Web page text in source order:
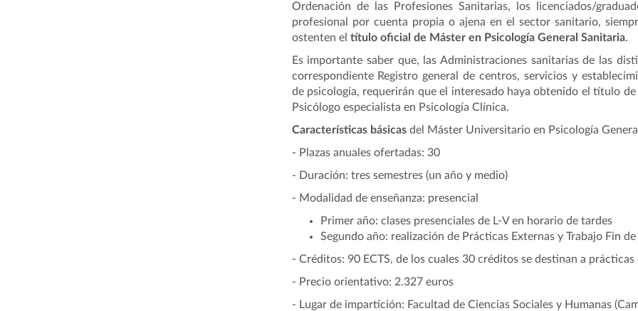
Ordenación de las Profesiones Sanitarias, los licenciados/
profesional por cuenta propia o ajena en el sector sanitario,
ostenten el título oficial de Máster en Psicología General Sanitaria.
Es importante saber que, las Administraciones sanitarias de las
correspondiente Registro general de centros, servicios y
de psicología, requerirán que el interesado haya obtenido el título
Psicólogo especialista en Psicología Clínica.
Características básicasdel Máster Universitario en Psicología
- Plazas anuales ofertadas: 30
- Duración: tres semestres (un año y medio)
- Modalidad de enseñanza: presencial
Primer año: clases presenciales de L-V en horario de tardes
Segundo año: realización de Prácticas Externas y Trabajo Fin
- Créditos: 90 ECTS, de los cuales 30 créditos se destinan a prácticas
- Precio orientativo: 2.327 euros
- Lugar de impartición: Facultad de Ciencias Sociales y Humanas